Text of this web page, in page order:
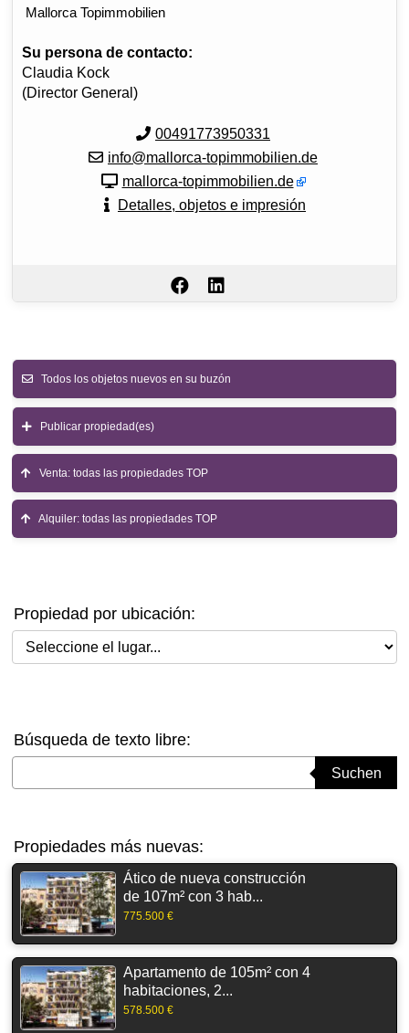
Mallorca Topimmobilien
Su persona de contacto:
Claudia Kock
(Director General)
00491773950331
info@mallorca-topimmobilien.de
mallorca-topimmobilien.de
Detalles, objetos e impresión
Todos los objetos nuevos en su buzón
Publicar propiedad(es)
Venta: todas las propiedades TOP
Alquiler: todas las propiedades TOP
Propiedad por ubicación:
Seleccione el lugar
Búsqueda de texto libre:
Suchen
Propiedades más nuevas:
Ático de nueva construcción
de 107m² con 3 hab...
775.500 €
Apartamento de 105m² con 4
habitaciones, 2...
578.500 €